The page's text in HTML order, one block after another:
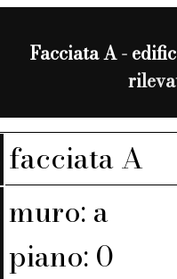
Facciata A -
facciata A
muro: a
piano: 0